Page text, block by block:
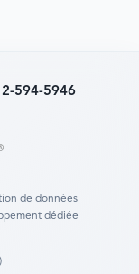
594-5946
de données
dédiée